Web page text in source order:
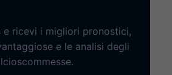
e ricevi i migliori pronostici,
e le analisi degli